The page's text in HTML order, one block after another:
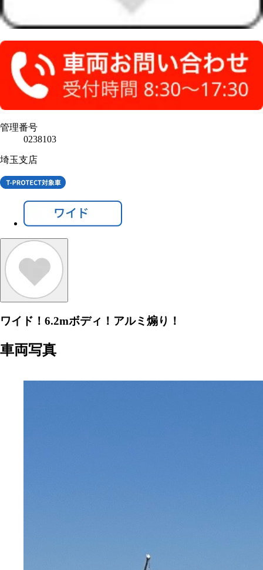
管理番号
0238103
埼玉支店
ワイド！6.2mボディ！アルミ煽り！
車両写真